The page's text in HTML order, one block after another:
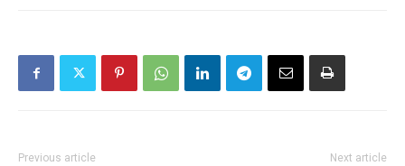
Previous article Next article